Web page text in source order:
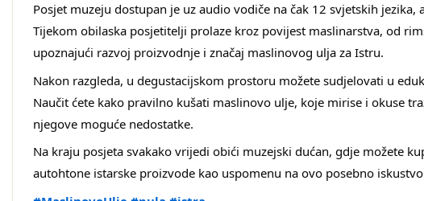
Posjet muzeju dostupan je uz audio vodiče na čak 12 svjetskih
Tijekom obilaska posjetitelji prolaze kroz povijest maslinarstva, od
upoznajući razvoj proizvodnje i značaj maslinovog ulja za Istru.
Nakon razgleda, u degustacijskom prostoru možete sudjelovati u
Naučit ćete kako pravilno kušati maslinovo ulje, koje mirise i okuse
njegove moguće nedostatke.
Na kraju posjeta svakako vrijedi obići muzejski dućan, gdje možete
autohtone istarske proizvode kao uspomenu na ovo posebno